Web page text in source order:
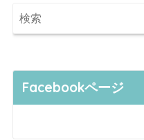
Facebookページ